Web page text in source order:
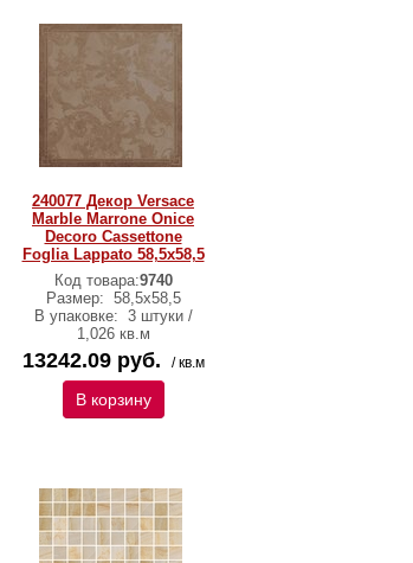
240077 Декор Versace
Marble Marrone Onice
Decoro Cassettone
Foglia Lappato 58,5х58,5
Код товара:9740
Размер: 58,5х58,5
В упаковке: 3 штуки /
1,026 кв.м
13242.09 руб. / кв.м
В корзину